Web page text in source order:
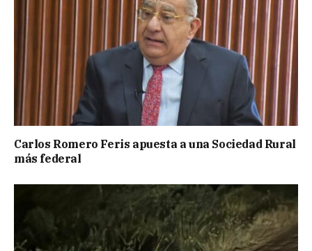
Carlos Romero Feris apuesta a una Sociedad Rural
más federal